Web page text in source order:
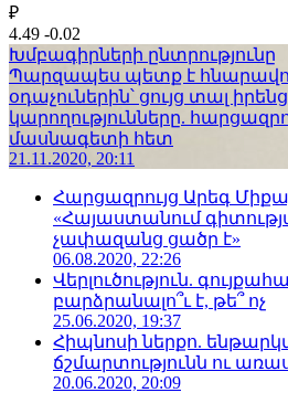
₽
4.49 -0.02
Խմբագիրների ընտրությունը
Պարզապես պետք է
օդաչուներին՝ ցույց տալ իրենց
կարողությունները.
մասնագետի հետ
21.11.2020, 20:11
Հարցազրույց Արեգ
«Հայաստանում
չափազանց ցածր է»
06.08.2020, 22:26
Վերլուծություն.
բարձրանալո՞ւ է, թե՞ ոչ
25.06.2020, 19:37
Հիպնոսի ներքո.
ճշմարտությունն ու
20.06.2020, 20:09